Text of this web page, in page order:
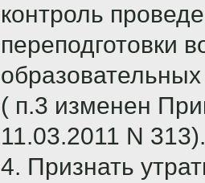
контроль
переподготовки
( п.3 изменен
11.03.2011 N 313).
4. Признать